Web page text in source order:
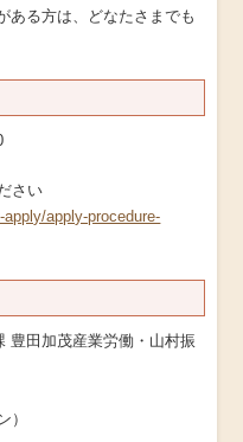
ある方は、どなたさまでも
さい
apply-procedure-
豊田加茂産業労働・山村振